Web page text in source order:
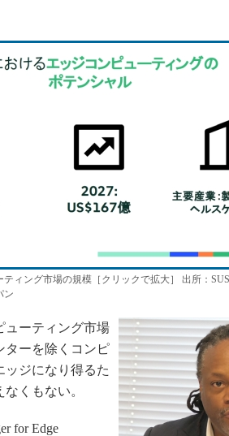
ティング市場の規模［クリックで拡大］ 出所：
ン
ーティング市場
ターを除くコンピ
ッジになり得るた
くもない。
for Edge